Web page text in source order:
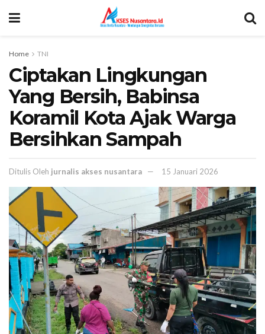
Home TNI
Ciptakan Lingkungan
Yang Bersih, Babinsa
Koramil Kota Ajak Warga
Bersihkan Sampah
Ditulis Oleh jurnalis akses nusantara 15 Januari 2026